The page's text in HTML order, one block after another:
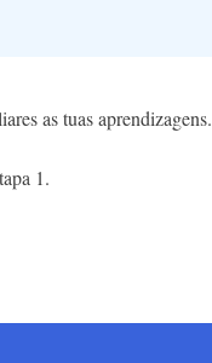
as tuas aprendizagens.
1.